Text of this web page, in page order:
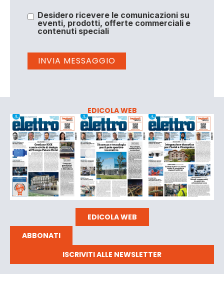
Desidero ricevere le comunicazioni su
eventi, prodotti, offerte commerciali e
contenuti speciali
EDICOLA WEB
EDICOLA WEB
ABBONATI
ISCRIVITI ALLE NEWSLETTER